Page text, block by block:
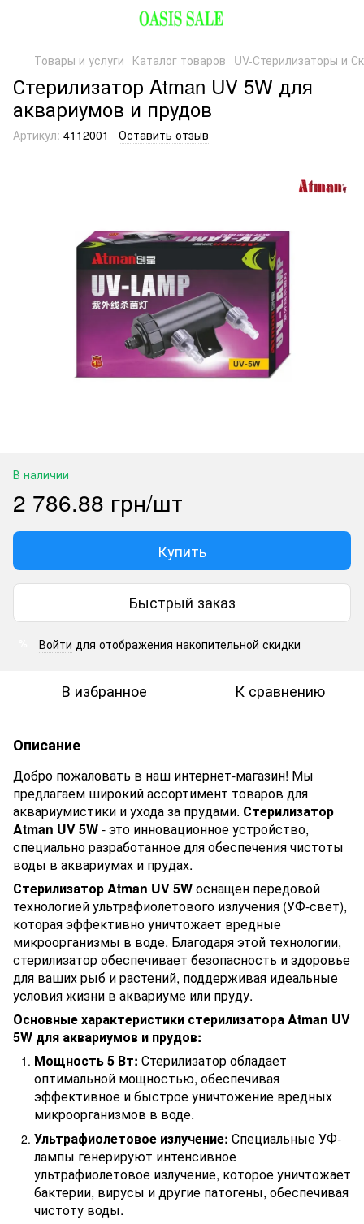
Товары и услуги Каталог товаров UV-Стерилизаторы и
Стерилизатор Atman UV 5W для
аквариумов и прудов
Артикул: 4112001 Оставить отзыв
В наличии
2 786.88 грн/шт
Купить
Быстрый заказ
Войти для отображения накопительной скидки
В избранное К сравнению
Описание
Добро пожаловать в наш интернет-магазин! Мы
предлагаем широкий ассортимент товаров для
аквариумистики и ухода за прудами. Стерилизатор
Atman UV 5W- это инновационное устройство,
специально разработанное для обеспечения чистоты
воды в аквариумах и прудах.
Стерилизатор Atman UV 5Wоснащен передовой
технологией ультрафиолетового излучения (УФ-свет),
которая эффективно уничтожает вредные
микроорганизмы в воде. Благодаря этой технологии,
стерилизатор обеспечивает безопасность и здоровье
для ваших рыб и растений, поддерживая идеальные
условия жизни в аквариуме или пруду.
Основные характеристики стерилизатора Atman UV
5W для аквариумов и прудов:
Мощность 5 Вт: Стерилизатор обладает
оптимальной мощностью, обеспечивая
эффективное и быстрое уничтожение вредных
микроорганизмов в воде.
Ультрафиолетовое излучение: Специальные УФ-
лампы генерируют интенсивное
ультрафиолетовое излучение, которое уничтожает
бактерии, вирусы и другие патогены, обеспечивая
чистоту воды.